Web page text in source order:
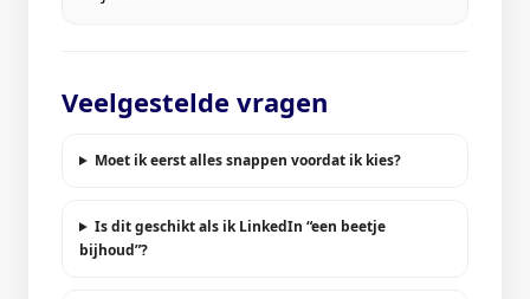
Veelgestelde vragen
Moet ik eerst alles snappen voordat ik kies?
Is dit geschikt als ik LinkedIn “een beetje
bijhoud”?